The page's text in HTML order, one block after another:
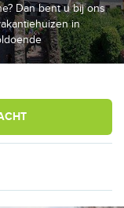
Dan bent u bij ons
in